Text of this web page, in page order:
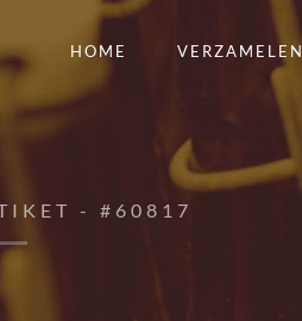
HOME VERZAMELEN
- #60817